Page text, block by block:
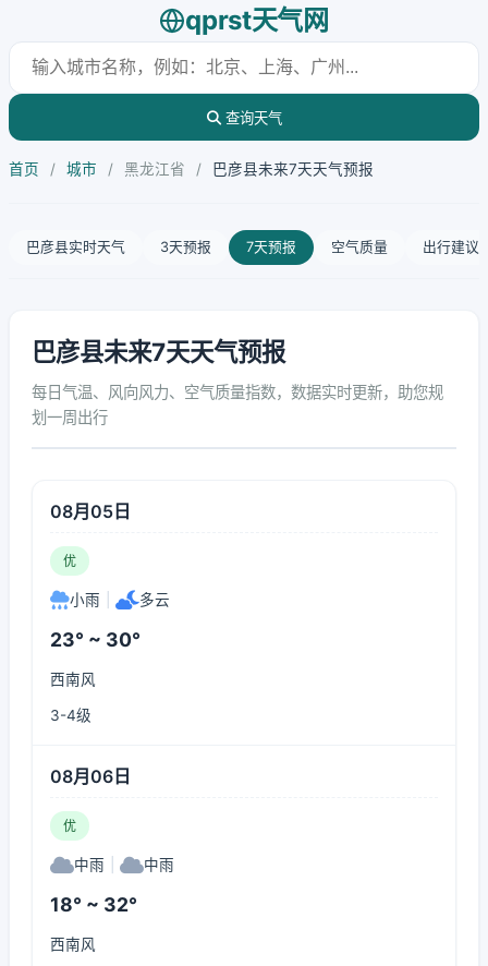
qprst天气网
查询天气
首页 / 城市 / 黑龙江省 / 巴彦县未来7天天气预报
巴彦县实时天气 3天预报 7天预报 空气质量 出行建议
巴彦县未来7天天气预报
每日气温、风向风力、空气质量指数，数据实时更新，助您规
划一周出行
08月05日
优
小雨 多云
23° ~ 30°
西南风
3-4级
08月06日
优
中雨 中雨
18° ~ 32°
西南风